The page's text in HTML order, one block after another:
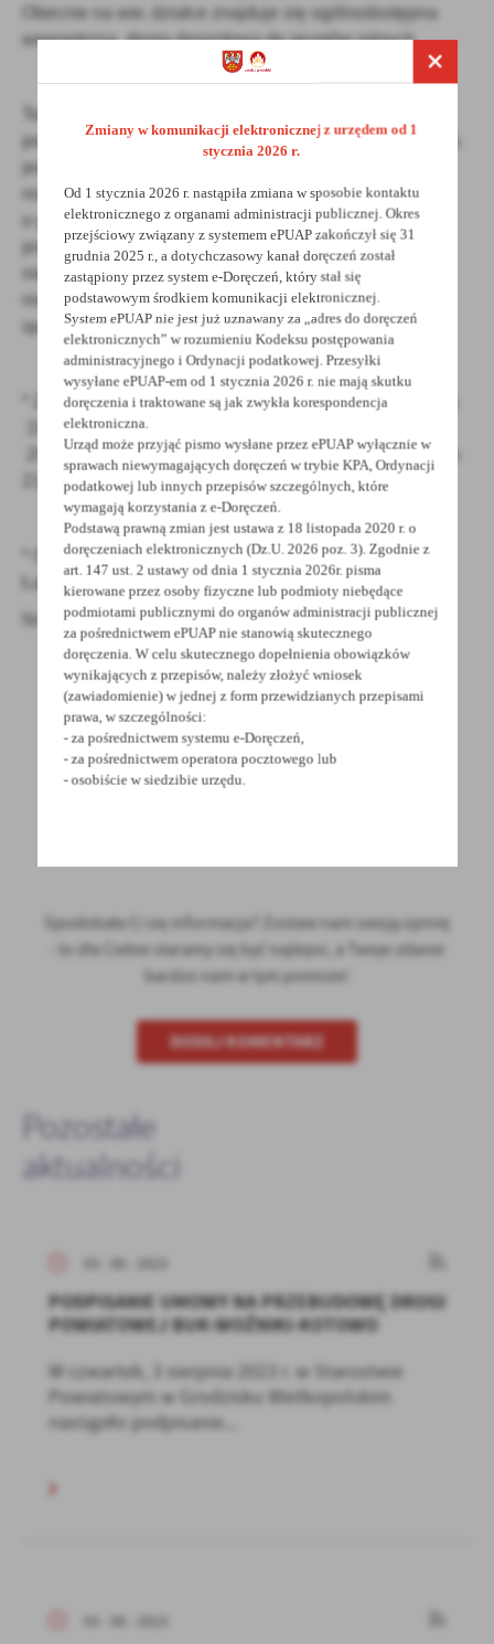
Obecnie na ww. działce znajduje się ogólnodostępna
wewnętrzna droga dojazdowa do gruntów rolnych.
Termin do złożenia wniosku wynosi: 6 tygodni od dnia
podania do publicznej wiadomości osobie, która spełnia
jeden z następujących warunków: przysługuje jej
roszczenie o nabycie nieruchomości z mocy ustawy
o gospodarce nieruchomościami lub odrębnych
przepisów; jest poprzednim właścicielem zbywanej
nieruchomości pozbawionym prawa własności tej
nieruchomości przed dniem 5 grudnia 1990 r. albo jego
spadkobiercą.
* Zgodnie z art. 35 ust. 1 ustawy z dnia 21 sierpnia
1997 r. o gospodarce nieruchomościami (Dz.U. z
2023 r., poz. 344 ze zm.), wykaz wywiesza się na okres
21 dni.
* Osoba wyznaczona do kontaktu Katarzyna Rabiega-
Łakoma
Nr telefonu: 61 44 52 531
POWRÓT
Spodobała Ci się informacja? Zostaw nam swoją opinię
- to dla Ciebie staramy się być najlepsi, a Twoje zdanie
bardzo nam w tym pomoże!
DODAJ KOMENTARZ
Pozostałe
aktualności
PODPISANIE UMOWY NA PRZEBUDOWĘ DROGI
POWIATOWEJ BUK-WOŹNIKI-KOTOWO
W czwartek, 3 sierpnia 2023 r. w Starostwie
Powiatowym w Grodzisku Wielkopolskim
nastąpiło podpisanie...
Zmiany w komunikacji elektronicznej z urzędem od 1
stycznia 2026 r.
Od 1 stycznia 2026 r. nastąpiła zmiana w sposobie kontaktu
elektronicznego z organami administracji publicznej. Okres
przejściowy związany z systemem ePUAP zakończył się 31
grudnia 2025 r., a dotychczasowy kanał doręczeń został
zastąpiony przez system e-Doręczeń, który stał się
podstawowym środkiem komunikacji elektronicznej.
System ePUAP nie jest już uznawany za „adres do doręczeń
elektronicznych” w rozumieniu Kodeksu postępowania
administracyjnego i Ordynacji podatkowej. Przesyłki
wysyłane ePUAP-em od 1 stycznia 2026 r. nie mają skutku
doręczenia i traktowane są jak zwykła korespondencja
elektroniczna.
Urząd może przyjąć pismo wysłane przez ePUAP wyłącznie w
sprawach niewymagających doręczeń w trybie KPA, Ordynacji
podatkowej lub innych przepisów szczególnych, które
wymagają korzystania z e-Doręczeń.
Podstawą prawną zmian jest ustawa z 18 listopada 2020 r. o
doręczeniach elektronicznych (Dz.U. 2026 poz. 3). Zgodnie z
art. 147 ust. 2 ustawy od dnia 1 stycznia 2026r. pisma
kierowane przez osoby fizyczne lub podmioty niebędące
podmiotami publicznymi do organów administracji publicznej
za pośrednictwem ePUAP nie stanowią skutecznego
doręczenia. W celu skutecznego dopełnienia obowiązków
wynikających z przepisów, należy złożyć wniosek
(zawiadomienie) w jednej z form przewidzianych przepisami
prawa, w szczególności:
- za pośrednictwem systemu e-Doręczeń,
- za pośrednictwem operatora pocztowego lub
- osobiście w siedzibie urzędu.